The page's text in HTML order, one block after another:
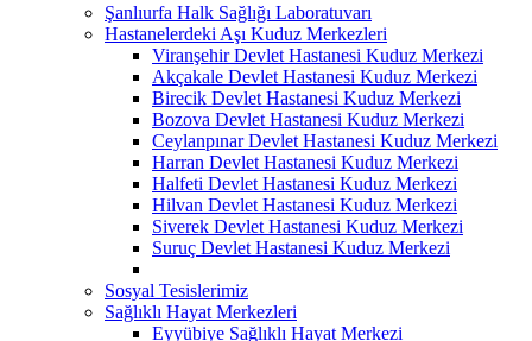
Şanlıurfa Halk Sağlığı Laboratuvarı
Hastanelerdeki Aşı Kuduz Merkezleri
Viranşehir Devlet Hastanesi Kuduz Merkezi
Akçakale Devlet Hastanesi Kuduz Merkezi
Birecik Devlet Hastanesi Kuduz Merkezi
Bozova Devlet Hastanesi Kuduz Merkezi
Ceylanpınar Devlet Hastanesi Kuduz Merkezi
Harran Devlet Hastanesi Kuduz Merkezi
Halfeti Devlet Hastanesi Kuduz Merkezi
Hilvan Devlet Hastanesi Kuduz Merkezi
Siverek Devlet Hastanesi Kuduz Merkezi
Suruç Devlet Hastanesi Kuduz Merkezi
Sosyal Tesislerimiz
Sağlıklı Hayat Merkezleri
Eyyübiye Sağlıklı Hayat Merkezi